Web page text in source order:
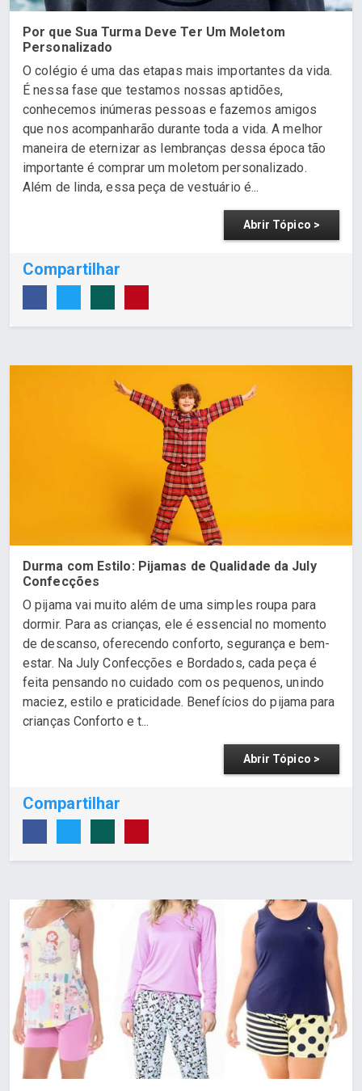
Por que Sua Turma Deve Ter Um Moletom
Personalizado
O colégio é uma das etapas mais importantes da vida.
É nessa fase que testamos nossas aptidões,
conhecemos inúmeras pessoas e fazemos amigos
que nos acompanharão durante toda a vida. A melhor
maneira de eternizar as lembranças dessa época tão
importante é comprar um moletom personalizado.
Além de linda, essa peça de vestuário é...
Abrir Tópico >
Compartilhar
Durma com Estilo: Pijamas de Qualidade da July
Confecções
O pijama vai muito além de uma simples roupa para
dormir. Para as crianças, ele é essencial no momento
de descanso, oferecendo conforto, segurança e bem-
estar. Na July Confecções e Bordados, cada peça é
feita pensando no cuidado com os pequenos, unindo
maciez, estilo e praticidade. Benefícios do pijama para
crianças Conforto e t...
Abrir Tópico >
Compartilhar